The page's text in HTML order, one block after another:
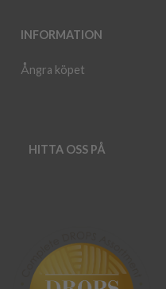
INFORMATION
Ångra köpet
HITTA OSS PÅ